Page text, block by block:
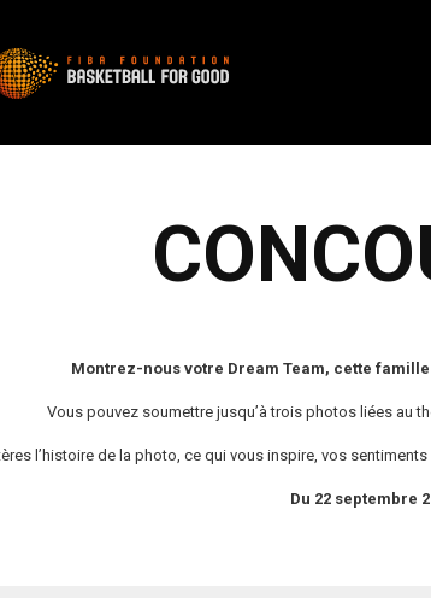
Montrez-nous votre Dream Team, cette
Vous pouvez soumettre jusqu’à trois photos liées au
l’histoire de la photo, ce qui vous inspire, vos
Du 22 septembre